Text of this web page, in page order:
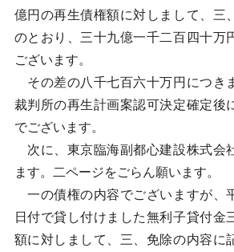
億円の再生債権額に対しまして、三
のとおり、三十九億一千二百四十万
ございます。
その差の八千七百六十万円につき
裁判所の再生計画案認可決定確定後
でございます。
次に、東京臨海副都心建設株式会
ます。二ページをごらん願います。
一の債権の内容でございますが、
日付で貸し付けました無利子貸付金
額に対しまして、三、免除の内容に